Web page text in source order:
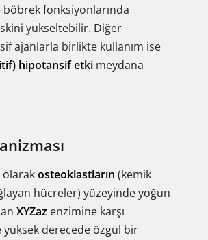
fonksiyonlarında
yükseltebilir. Diğer
ajanlarla birlikte kullanım ise
hipotansif etki meydana
olarakosteoklastların (kemik
hücreler) yüzeyinde yoğun
XYZaz enzimine karşı
derecede özgül bir